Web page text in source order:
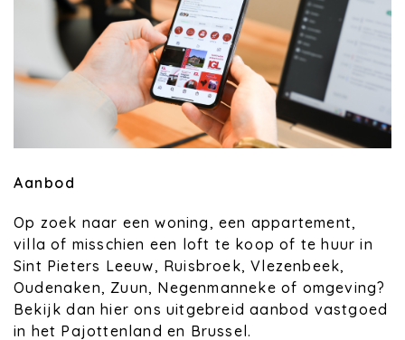
Aanbod
Op zoek naar een woning, een appartement,
villa of misschien een loft te koop of te huur in
Sint Pieters Leeuw, Ruisbroek, Vlezenbeek,
Oudenaken, Zuun, Negenmanneke of omgeving?
Bekijk dan hier ons uitgebreid aanbod vastgoed
in het Pajottenland en Brussel.